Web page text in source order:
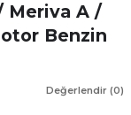
Meriva A /
Benzin
Değerlendir (0)